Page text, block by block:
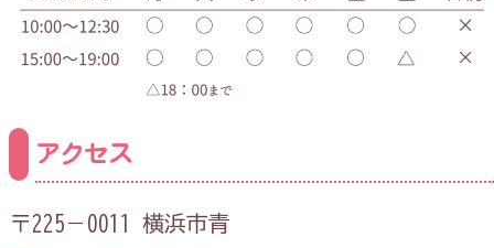
アクセス
〒225－0011 横浜市青